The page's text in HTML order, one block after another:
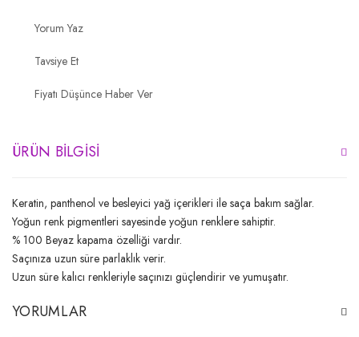
Yorum Yaz
Tavsiye Et
Fiyatı Düşünce Haber Ver
ÜRÜN BILGISI
Keratin, panthenol ve besleyici yağ içerikleri ile saça bakım sağlar.
Yoğun renk pigmentleri sayesinde yoğun renklere sahiptir.
% 100 Beyaz kapama özelliği vardır.
Saçınıza uzun süre parlaklık verir.
Uzun süre kalıcı renkleriyle saçınızı güçlendirir ve yumuşatır.
YORUMLAR